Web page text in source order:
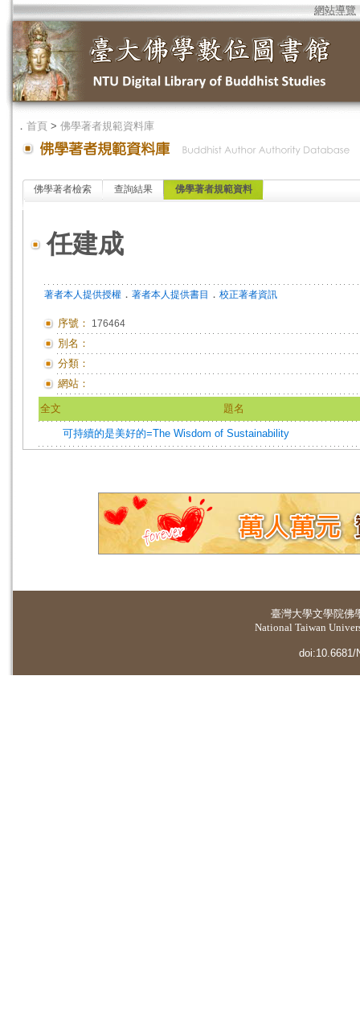
網站導覽
． 首頁 > 佛學著者規範資料庫
佛學著者檢索 查詢結果 佛學著者規範資料
任建成
著者本人提供授權 ． 著者本人提供書目 ． 校正著者資訊
序號： 176464
別名：
分類：
網站：
全文 題名
可持續的是美好的=The Wisdom of Sustainability
臺灣大學文學院佛
National Taiwan
doi:10.6681/